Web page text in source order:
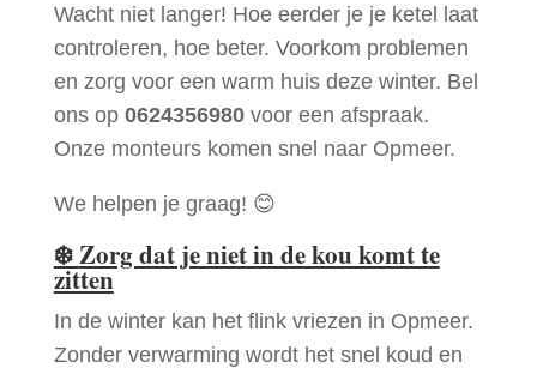
Wacht niet langer! Hoe eerder je je ketel laat
controleren, hoe beter. Voorkom problemen
en zorg voor een warm huis deze winter. Bel
ons op 0624356980voor een afspraak.
Onze monteurs komen snel naar Opmeer.
We helpen je graag! 😊
❄️Zorg dat je niet in de kou komt te
zitten
In de winter kan het flink vriezen in Opmeer.
Zonder verwarming wordt het snel koud en